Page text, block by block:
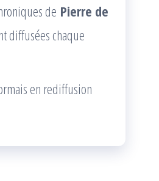
de Pierre de
diffusées chaque
en rediffusion